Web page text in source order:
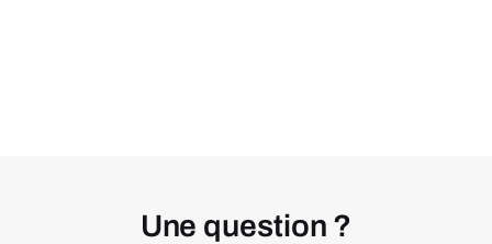
Une question ?